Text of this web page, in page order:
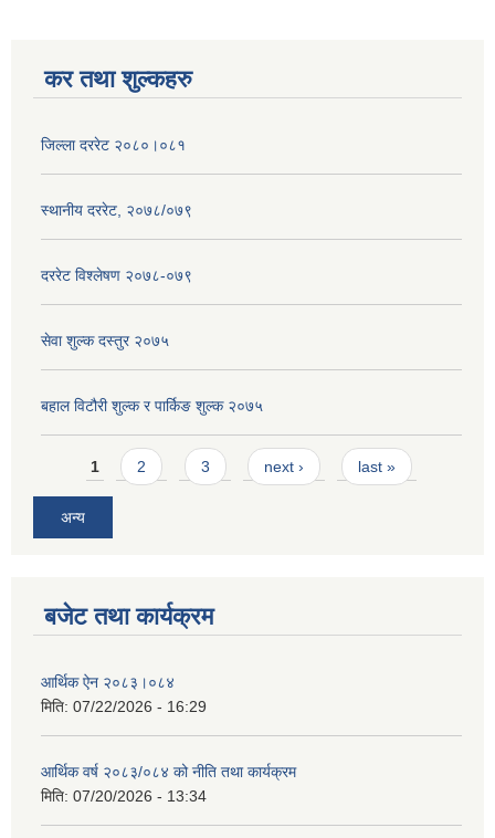
कर तथा शुल्कहरु
जिल्ला दररेट २०८०।०८१
स्थानीय दररेट, २०७८/०७९
दररेट विश्लेषण २०७८-०७९
सेवा शुल्क दस्तुर २०७५
बहाल विटौरी शुल्क र पार्किङ शुल्क २०७५
Pages
1 2 3 next › last »
अन्य
बजेट तथा कार्यक्रम
आर्थिक ऐन २०८३।०८४
मिति: 07/22/2026 - 16:29
आर्थिक वर्ष २०८३/०८४ को नीति तथा कार्यक्रम
मिति: 07/20/2026 - 13:34